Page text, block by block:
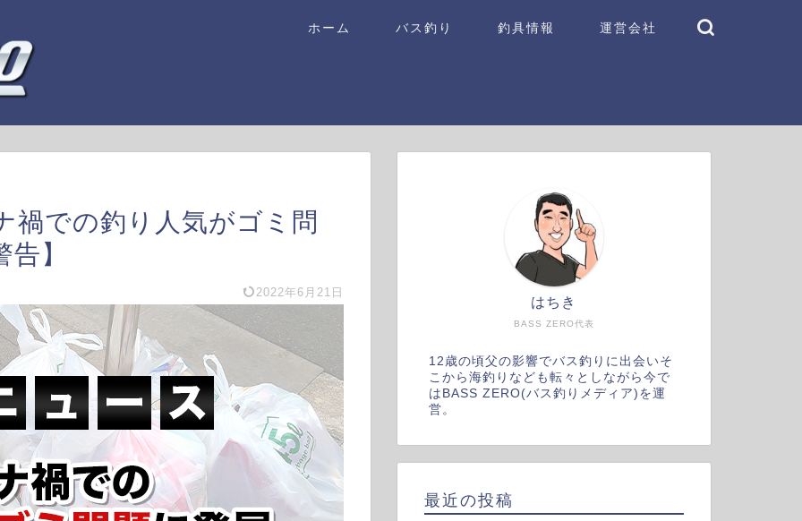
ホーム バス釣り 釣具情報 運営会社
禍での釣り人気がゴミ問
】
2022年6月21日
BASS ZERO代表
はちき
12歳の頃父の影響でバス釣りに出会いそ
こから海釣りなども転々としながら今で
はBASS ZERO(バス釣りメディア)を運
営。
最近の投稿